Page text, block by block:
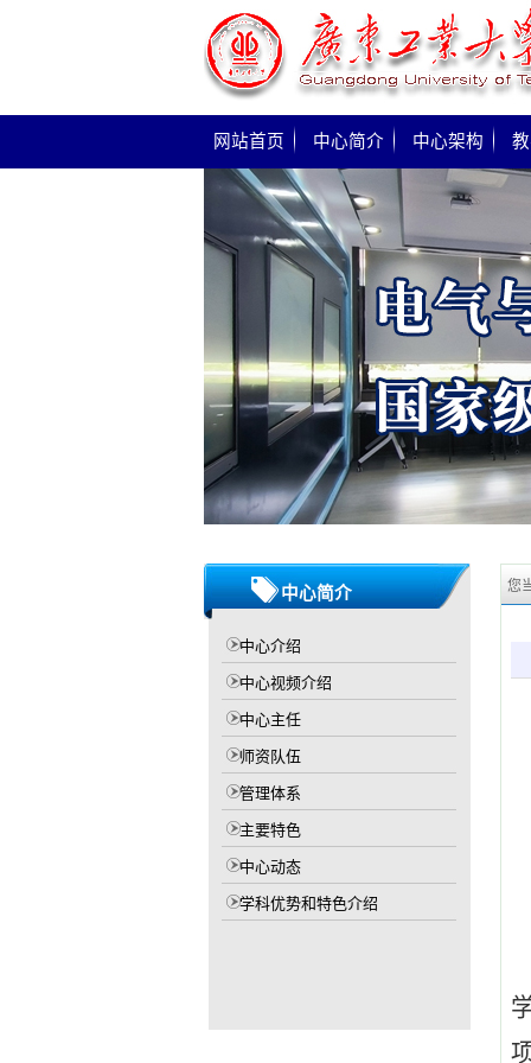
网站首页 中心简介 中心架构
中心简介
中心介绍
中心视频介绍
中心主任
师资队伍
管理体系
主要特色
中心动态
学科优势和特色介绍
您